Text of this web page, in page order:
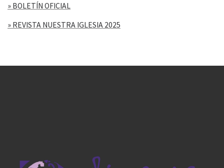
» BOLETÍN OFICIAL
» REVISTA NUESTRA IGLESIA 2025